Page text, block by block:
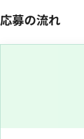
応募の流れ